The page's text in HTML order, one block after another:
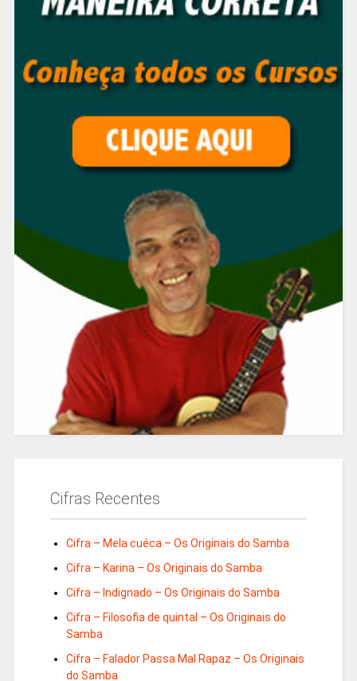
Cifras Recentes
Cifra – Mela cuéca – Os Originais do Samba
Cifra – Karina – Os Originais do Samba
Cifra – Indignado – Os Originais do Samba
Cifra – Filosofia de quintal – Os Originais do
Samba
Cifra – Falador Passa Mal Rapaz – Os Originais
do Samba